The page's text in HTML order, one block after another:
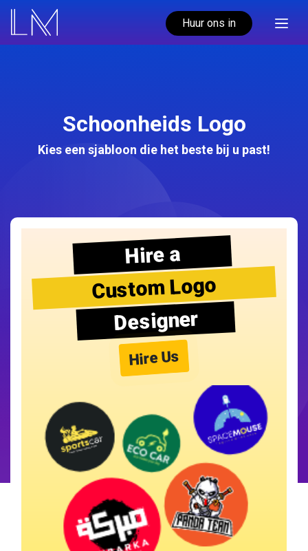
Huur ons in
Schoonheids Logo
Kies een sjabloon die het beste bij u past!
Hire a
Custom Logo
Designer
Hire Us